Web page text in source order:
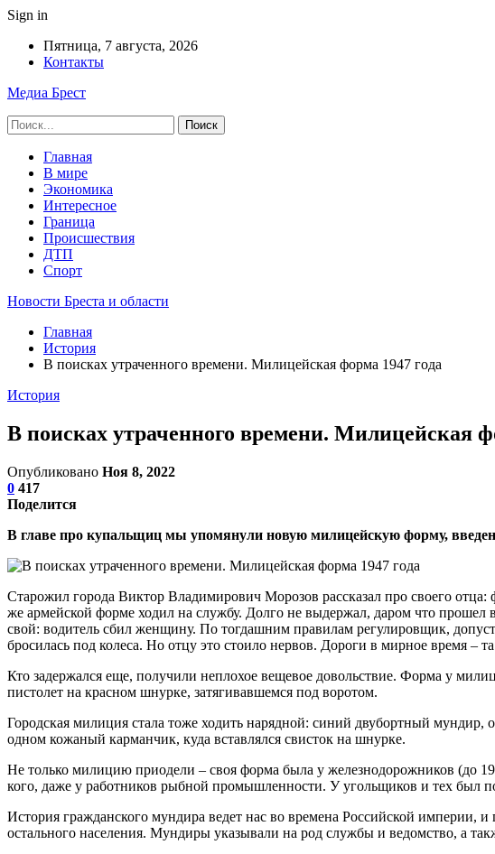
Sign in
Пятница, 7 августа, 2026
Контакты
Медиа Брест
Главная
В мире
Экономика
Интересное
Граница
Происшествия
ДТП
Спорт
Новости Бреста и области
Главная
История
В поисках утраченного времени. Милицейская форма 1947 года
История
В поисках утраченного времени. Милицейская
Опубликовано Ноя 8, 2022
0 417
Поделится
В главе про купальщиц мы упомянули новую милицейскую форму,
Старожил города Виктор Владимирович Морозов рассказал про своего
же армейской форме ходил на службу. Долго не выдержал, даром что прошел
свой: водитель сбил женщину. По тогдашним правилам регулировщик,
бросилась под колеса. Но отцу это стоило нервов. Дороги в мирное время –
Кто задержался еще, получили неплохое вещевое довольствие. Форма у
пистолет на красном шнурке, затягивавшемся под воротом.
Городская милиция стала тоже ходить нарядной: синий двубортный
одном кожаный карманчик, куда вставлялся свисток на шнурке.
Не только милицию приодели – своя форма была у железнодорожников (до
кого, даже у работников рыбной промышленности. У угольщиков и тех был
История гражданского мундира ведет нас во времена Российской империи,
остального населения. Мундиры указывали на род службы и ведомство, а